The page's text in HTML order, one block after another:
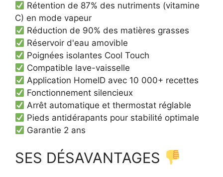
Rétention de 87% des nutriments (vitamine
C) en mode vapeur
Réduction de 90% des matières grasses
Réservoir d'eau amovible
Poignées isolantes Cool Touch
Compatible lave-vaisselle
Application HomeID avec 10 000+ recettes
Fonctionnement silencieux
Arrêt automatique et thermostat réglable
Pieds antidérapants pour stabilité optimale
Garantie 2 ans
SES DÉSAVANTAGES